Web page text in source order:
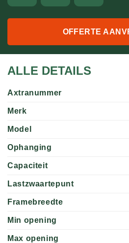
OFFERTE
ALLE DETAILS
Axtranummer
Merk
Model
Ophanging
Capaciteit
Lastzwaartepunt
Framebreedte
Min opening
Max opening